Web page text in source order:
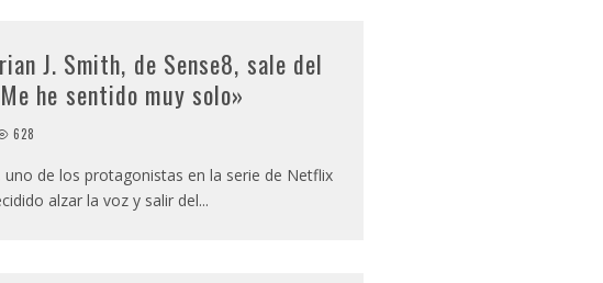
J. Smith, de Sense8, sale del
he sentido muy solo»
628
uno de los protagonistas en la serie de Netflix
alzar la voz y salir del...